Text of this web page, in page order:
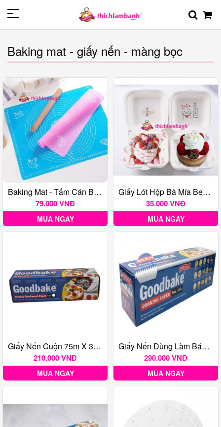
Baking mat - giấy nến - màng bọc
Baking Mat - Tấm Cán Bột 50*40cm
79.000 VNĐ
MUA NGAY
Giấy Lót Hộp Bã Mía Bento 18x18cm
35.000 VNĐ
MUA NGAY
Giấy Nến Cuộn 75m X 30cm
210.000 VNĐ
MUA NGAY
Giấy Nến Dùng Làm Bánh Cuộn 100m X 45cm
290.000 VNĐ
MUA NGAY